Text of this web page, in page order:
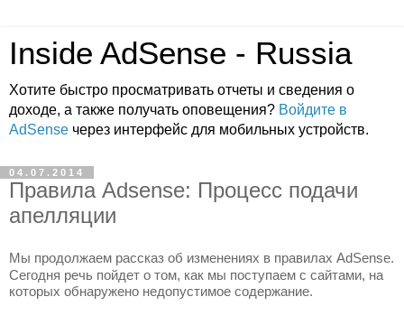
Inside AdSense - Russia
Хотите быстро просматривать отчеты и сведения о
доходе, а также получать оповещения? Войдите в
AdSense через интерфейс для мобильных устройств.
04.07.2014
Правила Adsense: Процесс подачи
апелляции
Мы продолжаем рассказ об изменениях в правилах AdSense.
Сегодня речь пойдет о том, как мы поступаем с сайтами, на
которых обнаружено недопустимое содержание.